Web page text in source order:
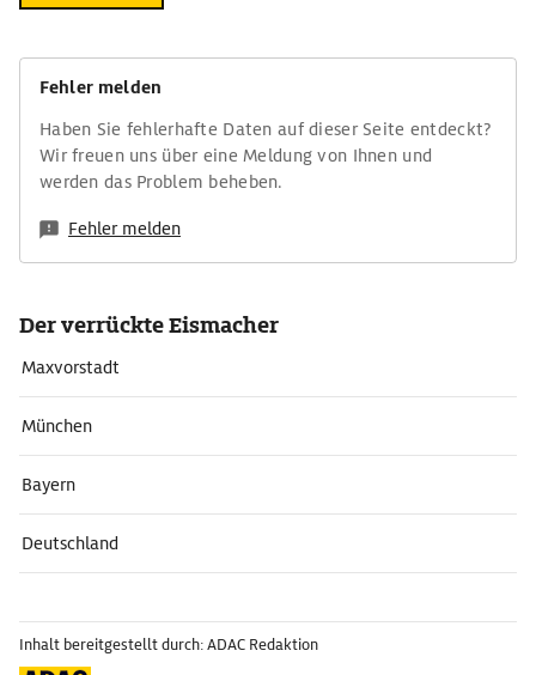
Fehler melden
Haben Sie fehlerhafte Daten auf dieser Seite entdeckt?
Wir freuen uns über eine Meldung von Ihnen und
werden das Problem beheben.
Fehler melden
Der verrückte Eismacher
Maxvorstadt
München
Bayern
Deutschland
Inhalt bereitgestellt durch: ADAC Redaktion